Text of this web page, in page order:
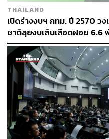
THAILAND
เปิดร่างงบฯ กทม. ปี 2570 ว
ชาติลุยงบเส้นเลือดฝอย 6.6
ยุทธศาสตร์พัฒนาเมือง